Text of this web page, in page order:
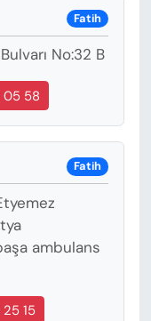
Fatih
No:32 B
05 58
Fatih
ambulans
15